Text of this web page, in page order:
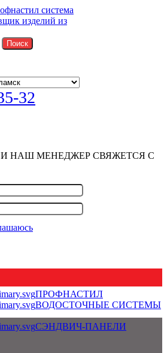
Поиск
32
НАШ МЕНЕДЖЕР СВЯЖЕТСЯ С
ПРОФНАСТИЛ
ВОДОСТОЧНЫЕ СИСТЕМЫ
СЭНДВИЧ-ПАНЕЛИ